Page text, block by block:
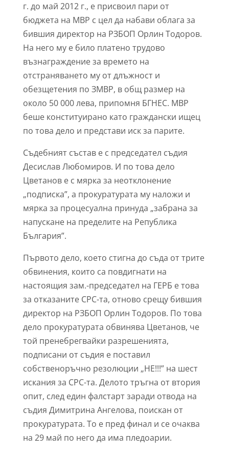
г. до май 2012 г., е присвоил пари от
бюджета на МВР с цел да набави облага за
бившия директор на РЗБОП Орлин Тодоров.
На него му е било платено трудово
възнаграждение за времето на
отстраняването му от длъжност и
обезщетения по ЗМВР, в общ размер на
около 50 000 лева, припомня БГНЕС. МВР
беше конституирано като граждански ищец
по това дело и представи иск за парите.
Съдебният състав е с председател съдия
Десислав Любомиров. И по това дело
Цветанов е с мярка за неотклонение
„подписка”, а прокуратурата му наложи и
мярка за процесуална принуда „забрана за
напускане на пределите на Република
България”.
Първото дело, което стигна до съда от трите
обвинения, които са повдигнати на
настоящия зам.-председател на ГЕРБ е това
за отказаните СРС-та, отново срещу бившия
директор на РЗБОП Орлин Тодоров. По това
дело прокуратурата обвинява Цветанов, че
той пренебрегвайки разрешенията,
подписани от съдия е поставил
собственоръчно резолюции „НЕ!!!” на шест
искания за СРС-та. Делото тръгна от втория
опит, след един фалстарт заради отвода на
съдия Димитрина Ангелова, поискан от
прокуратурата. То е пред финал и се очаква
на 29 май по него да има пледоарии.